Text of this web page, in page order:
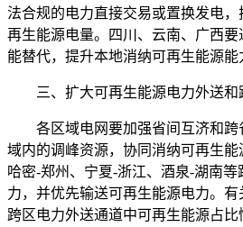
法合规的电力直接交易或置换发电
再生能源电量。四川、云南、广西
能替代，提升本地消纳可再生能源能
三、扩大可再生能源电力外送和
各区域电网要加强省间互济和跨
域内的调峰资源，协同消纳可再生
哈密-郑州、宁夏-浙江、酒泉-湖南
力，并优先输送可再生能源电力。
跨区电力外送通道中可再生能源占